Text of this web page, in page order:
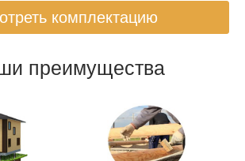
комплектацию
преимущества